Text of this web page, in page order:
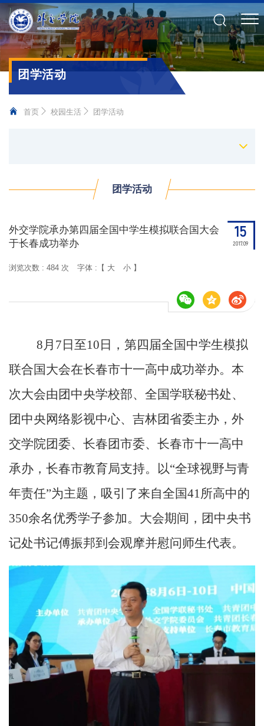
团学活动
首页 校园生活 团学活动
团学活动
外交学院承办第四届全国中学生模拟联合国大会
于长春成功举办
浏览次数 : 484 次 字体 :【 大 小 】
15
2017.09
8月7日 至10日 ，第四届全国中学生模拟
联合国大会在长春市十一高中成功举办。本
次大会由团中央学校部、全国学联秘书处、
团中央网络影视中心、吉林团省委主办，外
交学院团委、长春团市委、长春市十一高中
承办，长春市教育局支持。以“全球视野与青
年责任”为主题，吸引了来自全国41所高中的
350余名优秀学子参加。大会期间，团中央书
记处书记傅振邦到会观摩并慰问师生代表。